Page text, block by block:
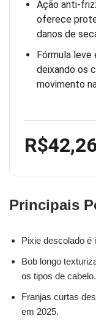
Ação anti-
oferece
danos de
Fórmula leve
deixando os
movimento
Principais
Pixie descolado é
Bob longo
os tipos de cabelo.
Franjas curtas
em 2025.